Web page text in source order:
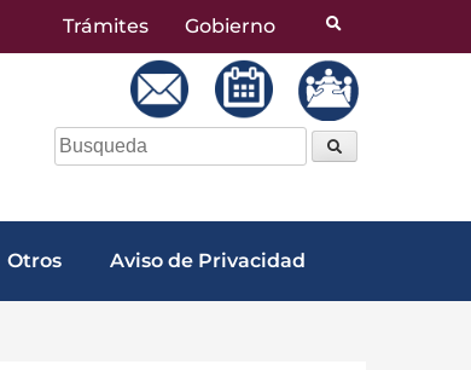
Trámites Gobierno
Otros Aviso de Privacidad